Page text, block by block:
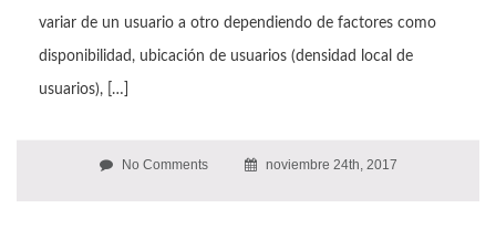
variar de un usuario a otro dependiendo de factores como
disponibilidad, ubicación de usuarios (densidad local de
usuarios), […]
No Comments noviembre 24th, 2017